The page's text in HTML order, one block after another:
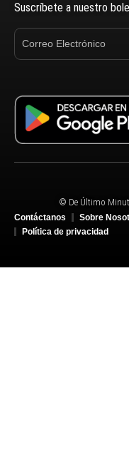
Suscríbete a nuestro
© De Último
Contáctanos
Sobre
Política de privacidad